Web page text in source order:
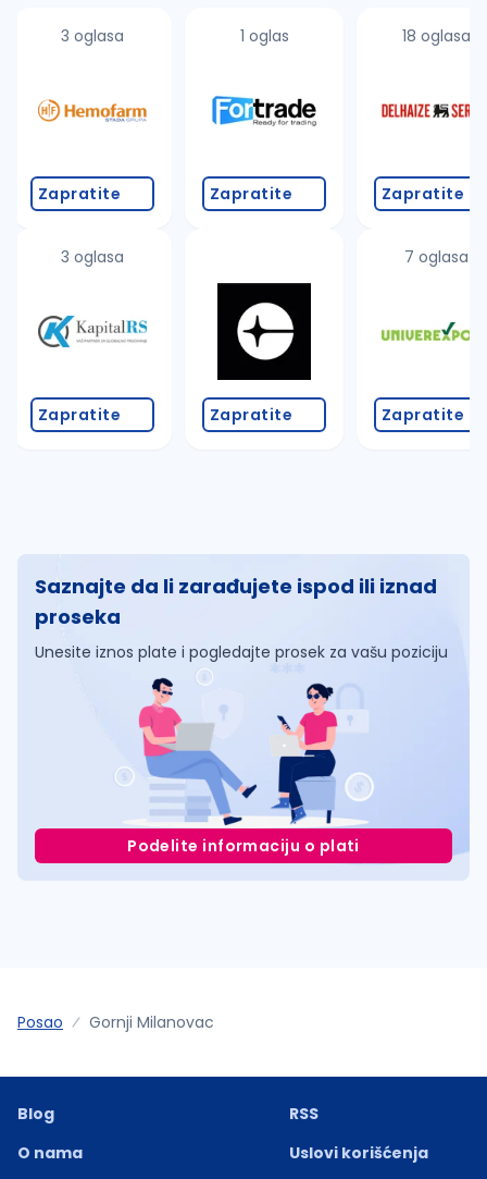
proverite pravopisne greške (koristite č, ć, š, đ,
promenite odabrane filtere pretrage
3 oglasa
Zapratite
3 oglasa
Zapratite
1 oglas
Zapratite
Zapratite
18 oglasa
Zapratite
7 oglasa
Zapratite
Saznajte da li zarađujete ispod ili iznad
proseka
Unesite iznos plate i pogledajte prosek za vašu poziciju
Podelite informaciju o plati
Posao Gornji Milanovac
Blog
O nama
RSS
Uslovi korišćenja